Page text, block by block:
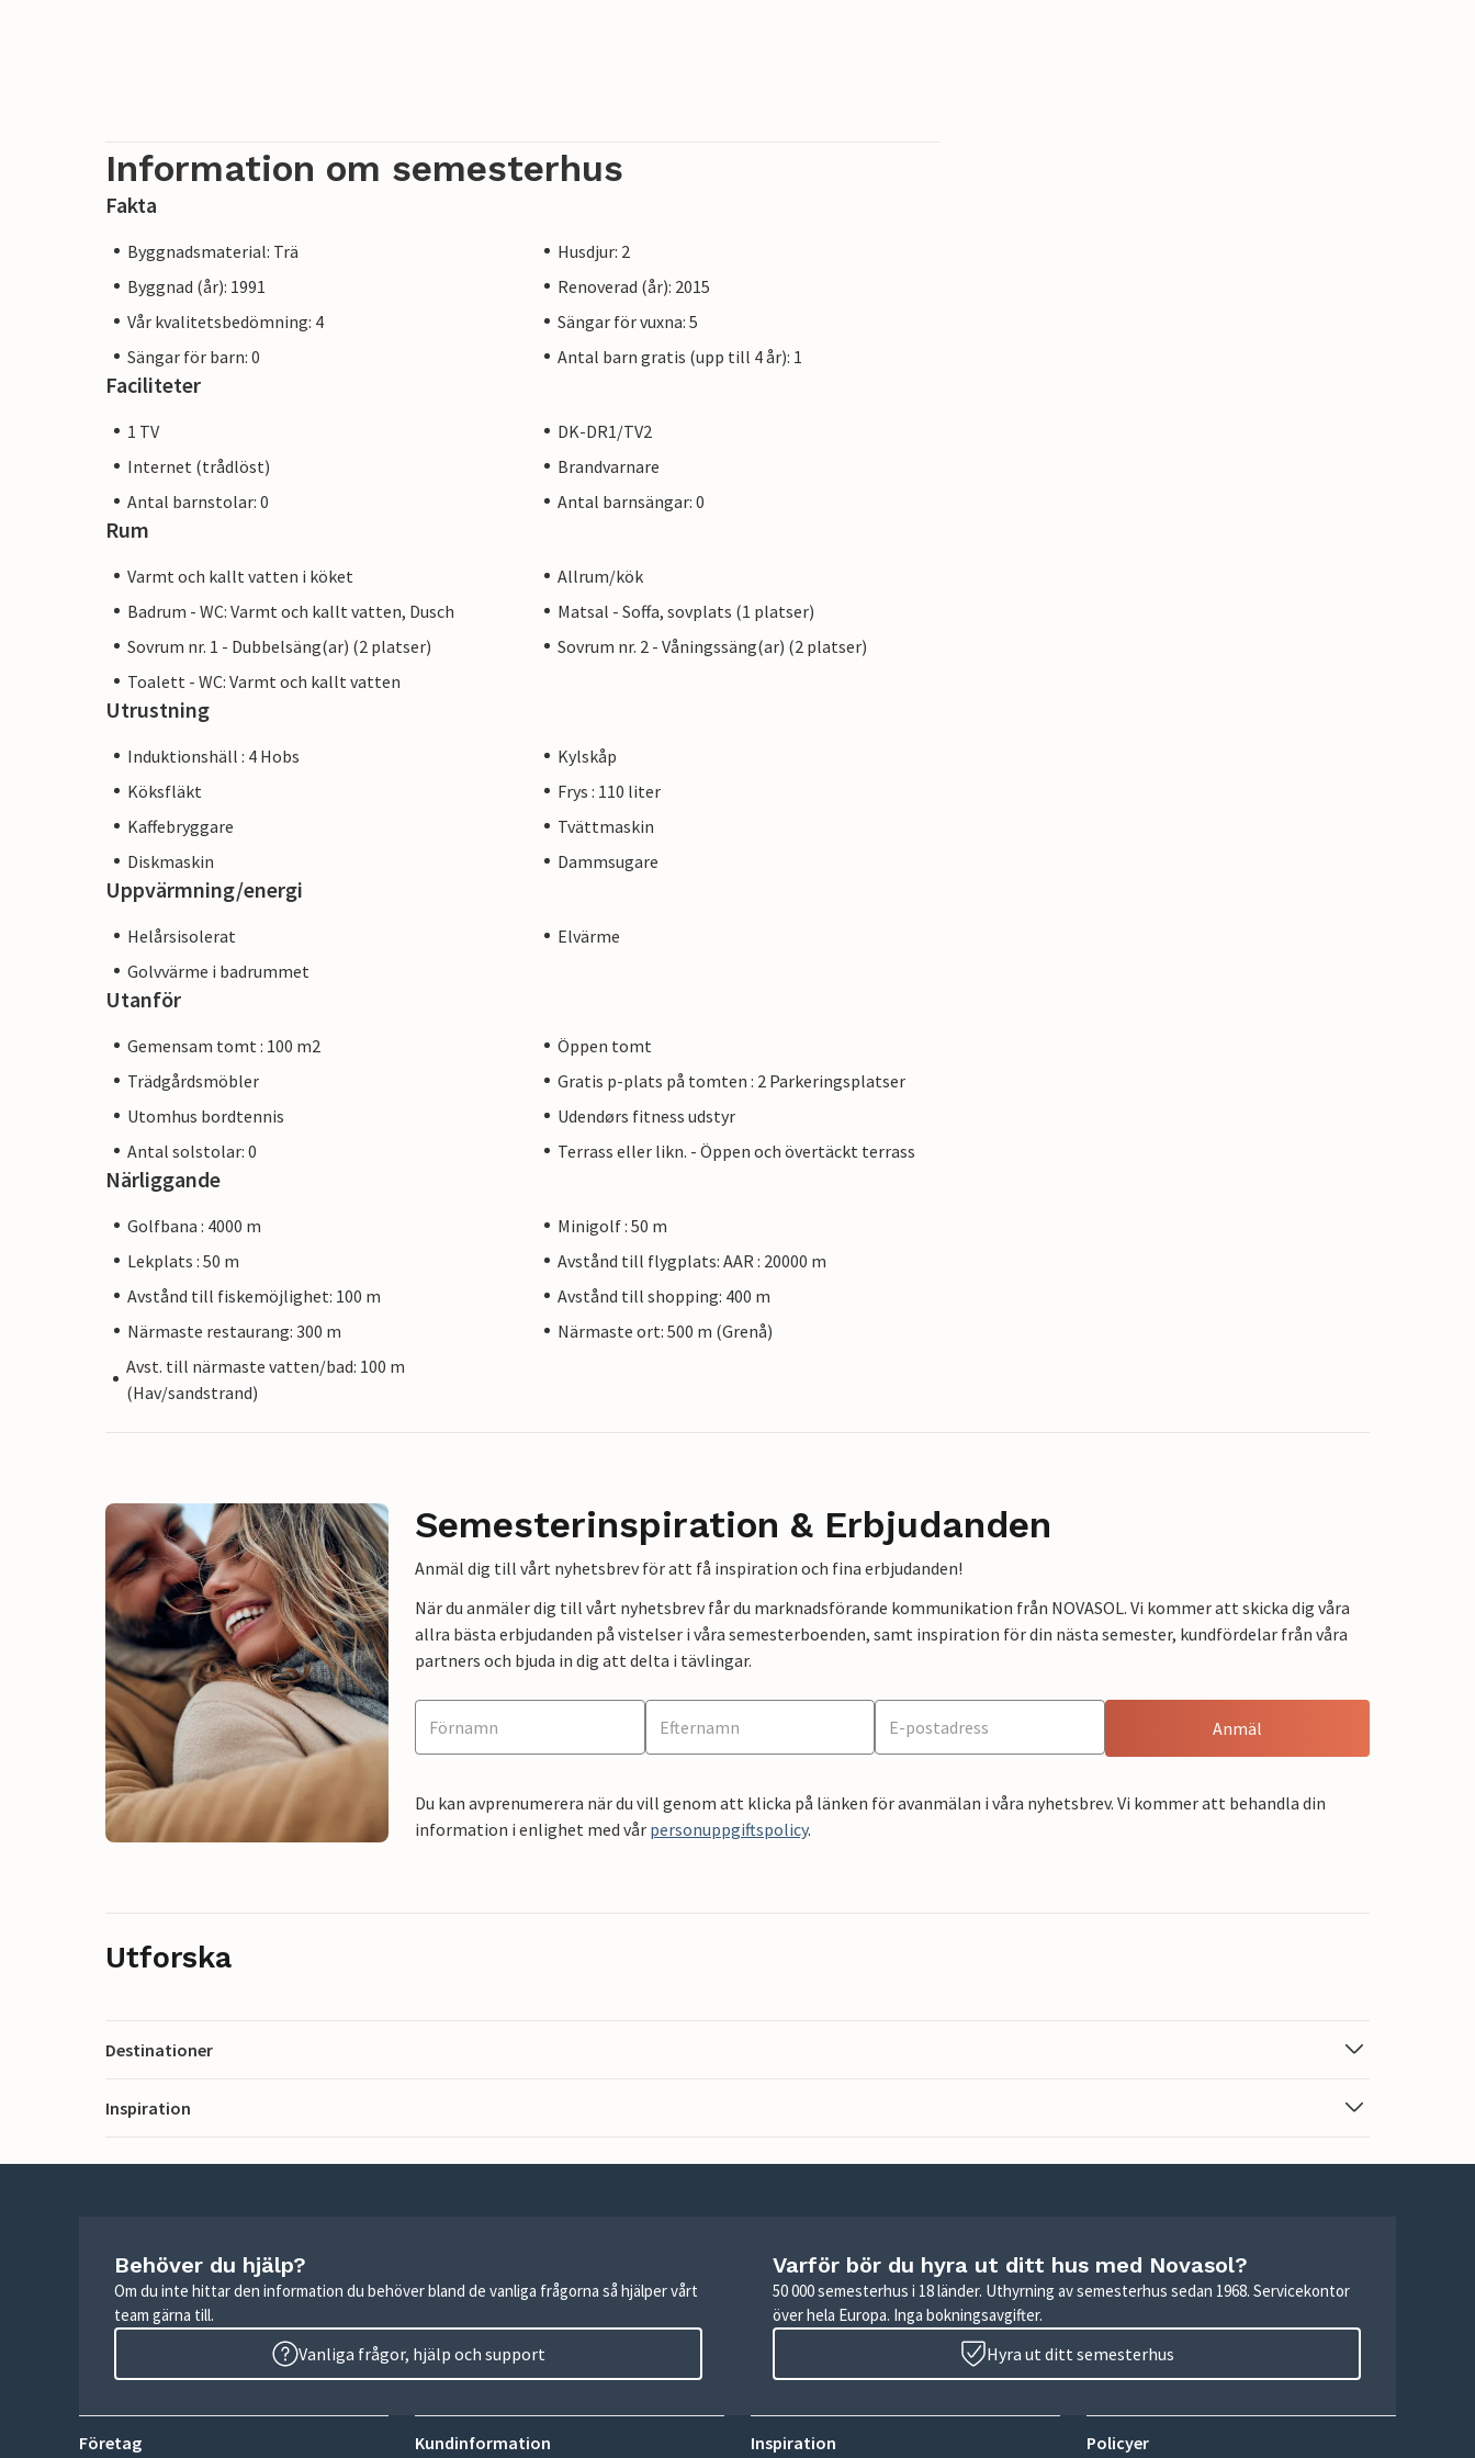
Information om semesterhus
Fakta
Byggnadsmaterial: Trä
Husdjur: 2
Byggnad (år): 1991
Renoverad (år): 2015
Vår kvalitetsbedömning: 4
Sängar för vuxna: 5
Sängar för barn: 0
Antal barn gratis (upp till 4 år): 1
Faciliteter
1 TV
DK-DR1/TV2
Internet (trådlöst)
Brandvarnare
Antal barnstolar: 0
Antal barnsängar: 0
Rum
Varmt och kallt vatten i köket
Allrum/kök
Badrum - WC: Varmt och kallt vatten, Dusch
Matsal - Soffa, sovplats (1 platser)
Sovrum nr. 1 - Dubbelsäng(ar) (2 platser)
Sovrum nr. 2 - Våningssäng(ar) (2 platser)
Toalett - WC: Varmt och kallt vatten
Utrustning
Induktionshäll : 4 Hobs
Kylskåp
Köksfläkt
Frys : 110 liter
Kaffebryggare
Tvättmaskin
Diskmaskin
Dammsugare
Uppvärmning/energi
Helårsisolerat
Elvärme
Golvvärme i badrummet
Utanför
Gemensam tomt : 100 m2
Öppen tomt
Trädgårdsmöbler
Gratis p-plats på tomten : 2 Parkeringsplatser
Utomhus bordtennis
Udendørs fitness udstyr
Antal solstolar: 0
Terrass eller likn. - Öppen och övertäckt terrass
Närliggande
Golfbana : 4000 m
Minigolf : 50 m
Lekplats : 50 m
Avstånd till flygplats: AAR : 20000 m
Avstånd till fiskemöjlighet: 100 m
Avstånd till shopping: 400 m
Närmaste restaurang: 300 m
Närmaste ort: 500 m (Grenå)
Avst. till närmaste vatten/bad: 100 m
(Hav/sandstrand)
Semesterinspiration & Erbjudanden
Anmäl dig till vårt nyhetsbrev för att få inspiration och fina erbjudanden!
När du anmäler dig till vårt nyhetsbrev får du marknadsförande kommunikation från NOVASOL. Vi kommer att skicka dig våra
allra bästa erbjudanden på vistelser i våra semesterboenden, samt inspiration för din nästa semester, kundfördelar från våra
partners och bjuda in dig att delta i tävlingar.
Anmäl
Du kan avprenumerera när du vill genom att klicka på länken för avanmälan i våra nyhetsbrev. Vi kommer att behandla din
information i enlighet med vår personuppgiftspolicy.
Utforska
Destinationer
Inspiration
Behöver du hjälp?
Om du inte hittar den information du behöver bland de vanliga frågorna så hjälper vårt
team gärna till.
Vanliga frågor, hjälp och support
Varför bör du hyra ut ditt hus med Novasol?
50 000 semesterhus i 18 länder. Uthyrning av semesterhus sedan 1968. Servicekontor
över hela Europa. Inga bokningsavgifter.
Hyra ut ditt semesterhus
Företag Kundinformation Inspiration Policyer